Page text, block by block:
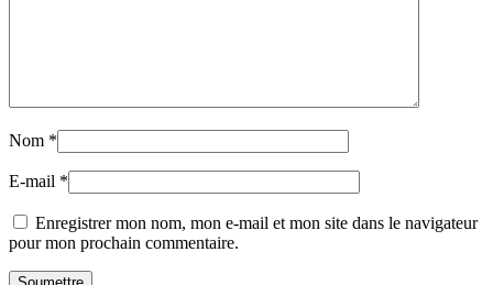
Nom *
E-mail *
Enregistrer mon nom, mon e-mail et mon site dans le navigateur
pour mon prochain commentaire.